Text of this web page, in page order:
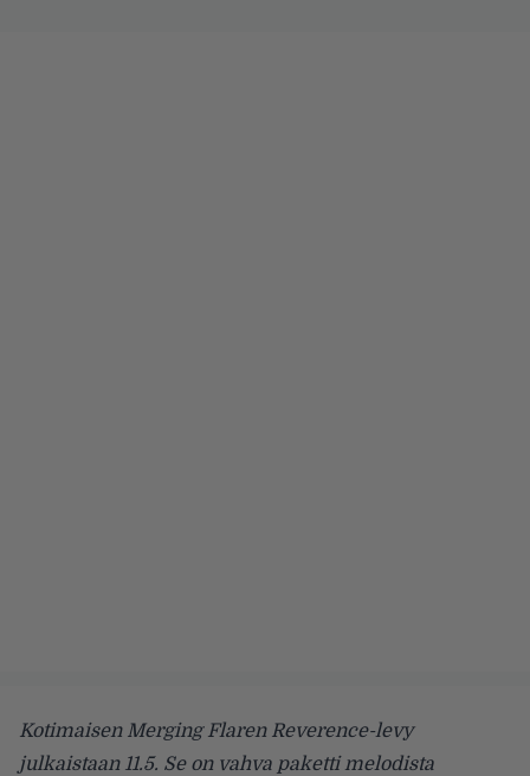
Kotimaisen Merging Flaren Reverence-levy
julkaistaan 11.5. Se on vahva paketti melodista